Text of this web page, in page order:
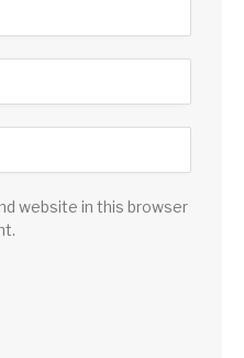
website in this browser